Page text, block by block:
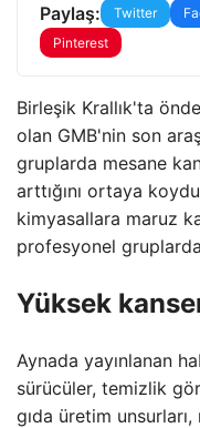
Paylaş: Twitter
Pinterest
Birleşik Krallık'ta
olan GMB'nin son
gruplarda mesane
arttığını ortaya
kimyasallara maruz
profesyonel
Yüksek
Aynada yayınlanan
sürücüler, temizlik
gıda üretim unsurları,